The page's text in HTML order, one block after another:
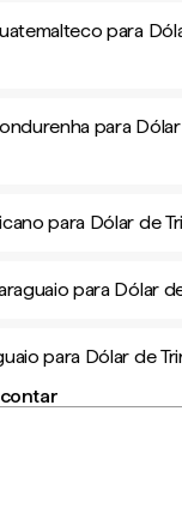
para
para
para Dólar de
para Dólar
para Dólar de